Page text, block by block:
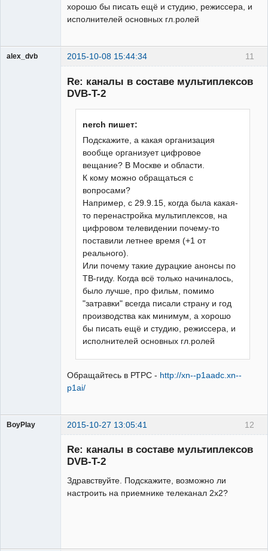
хорошо бы писать ещё и студию, режиссера, и
исполнителей основных гл.ролей
11
alex_dvb 2015-10-08 15:44:34
Re: каналы в составе мультиплексов
DVB-T-2
nerch пишет:
Подскажите, а какая организация
вообще организует цифровое
вещание? В Москве и области.
К кому можно обращаться с
вопросами?
Например, с 29.9.15, когда была какая-
то перенастройка мультиплексов, на
цифровом телевидении почему-то
поставили летнее время (+1 от
реального).
Или почему такие дурацкие анонсы по
ТВ-гиду. Когда всё только начиналось,
было лучше, про фильм, помимо
"затравки" всегда писали страну и год
производства как минимум, а хорошо
бы писать ещё и студию, режиссера, и
исполнителей основных гл.ролей
Обращайтесь в РТРС - http://xn--p1aadc.xn--
p1ai/
12
BoyPlay 2015-10-27 13:05:41
Re: каналы в составе мультиплексов
DVB-T-2
Здравствуйте. Подскажите, возможно ли
настроить на приемнике телеканал 2х2?